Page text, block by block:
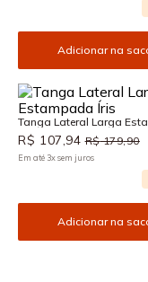
Adicionar na
Tanga Lateral Larga
Íris
R$ 107,94 R$ 179,90
Em até 3xsem juros
Adicionar na